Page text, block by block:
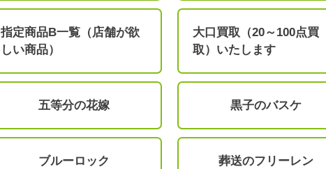
指定商品B一覧（店舗が欲
しい商品）
大口買取（20～100点買
取）いたします
五等分の花嫁 黒子のバスケ
ブルーロック 葬送のフリーレン